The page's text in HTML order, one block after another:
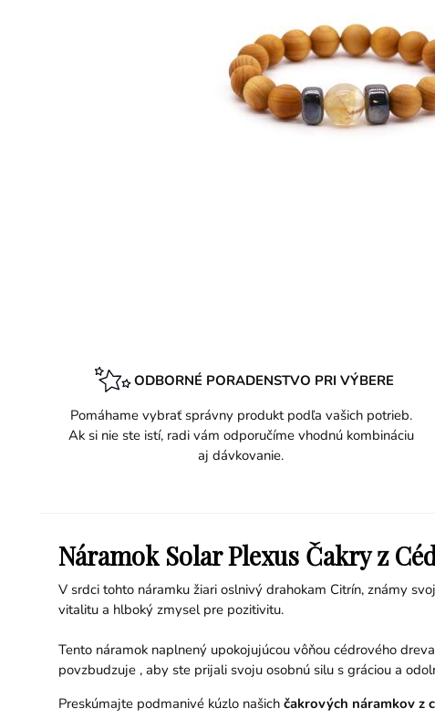
ODBORNÉ PORADENSTVO PRI VÝBERE
Pomáhame vybrať správny produkt podľa vašich potrieb.
Ak si nie ste istí, radi vám odporučíme vhodnú kombináciu
aj dávkovanie.
Náramok Solar Plexus Čakry z
V srdci tohto náramku žiari oslnivý drahokam Citrín, známy
vitalitu a hlboký zmysel pre pozitivitu.
Tento náramok naplnený upokojujúcou vôňou cédrového
povzbudzuje , aby ste prijali svoju osobnú silu s gráciou a
Preskúmajte podmanivé kúzlo našichčakrových náramkov z